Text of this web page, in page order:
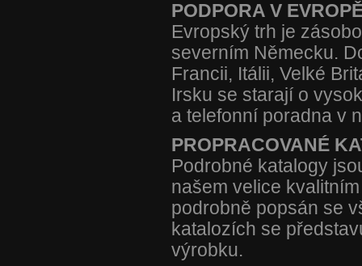
PODPORA V
Evropský trh je
severním Německu.
Francii, Itálii, Velké
Irsku se starají o
a telefonní poradna v
PROPRACOVANÉ
Podrobné katalogy
našem velice
podrobně popsán se
katalozích se
výrobku.